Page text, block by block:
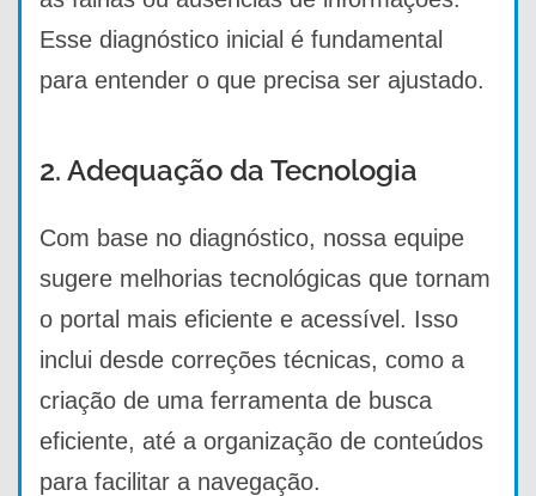
Esse diagnóstico inicial é fundamental
para entender o que precisa ser ajustado.
2. Adequação da Tecnologia
Com base no diagnóstico, nossa equipe
sugere melhorias tecnológicas que tornam
o portal mais eficiente e acessível. Isso
inclui desde correções técnicas, como a
criação de uma ferramenta de busca
eficiente, até a organização de conteúdos
para facilitar a navegação.